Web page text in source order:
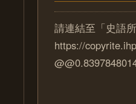
請連結至「史語
https://